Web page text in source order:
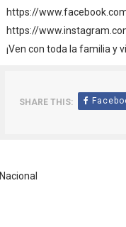
https://
https://
¡Ven con toda la familia y
SHARE THIS:
Nacional